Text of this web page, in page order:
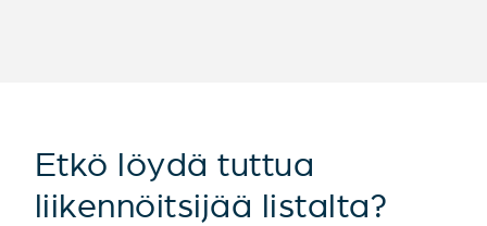
Etkö löydä tuttua
liikennöitsijää listalta?